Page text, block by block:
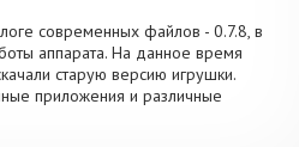
современных файлов - 0.7.8, в
аппарата. На данное время
старую версию игрушки.
приложения и различные